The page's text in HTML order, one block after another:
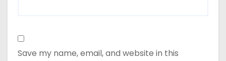
Save my name, email, and website in this